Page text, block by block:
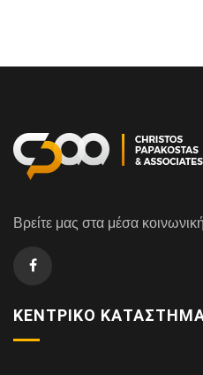
Βρείτε μας στα μέσα
ΚΕΝΤΡΙΚΌ